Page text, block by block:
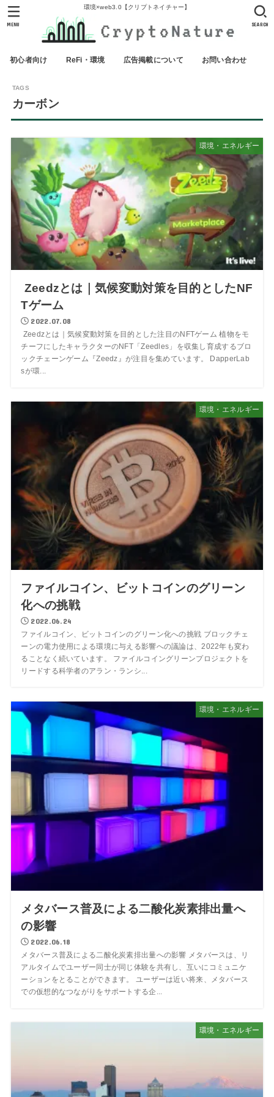
環境×web3.0【クリプトネイチャー】
初心者向け ReFi・環境 広告掲載について お問い合わせ
SEARCH
MENU
カーボン
環境・エネルギー
Zeedzとは｜気候変動対策を目的としたNF
Tゲーム
2022.07.08
Zeedzとは｜気候変動対策を目的とした注目のNFTゲーム 植物をモ
チーフにしたキャラクターのNFT「Zeedles」を収集し育成するブロ
ックチェーンゲーム『Zeedz』が注目を集めています。 DapperLab
sが環...
環境・エネルギー
ファイルコイン、ビットコインのグリーン
化への挑戦
2022.06.24
ファイルコイン、ビットコインのグリーン化への挑戦 ブロックチェ
ーンの電力使用による環境に与える影響への議論は、2022年も変わ
ることなく続いています。 ファイルコイングリーンプロジェクトを
リードする科学者のアラン・ランシ...
環境・エネルギー
メタバース普及による二酸化炭素排出量へ
の影響
2022.06.18
メタバース普及による二酸化炭素排出量への影響 メタバースは、リ
アルタイムでユーザー同士が同じ体験を共有し、互いにコミュニケ
ーションをとることができます。 ユーザーは近い将来、メタバース
での仮想的なつながりをサポートする企...
環境・エネルギー